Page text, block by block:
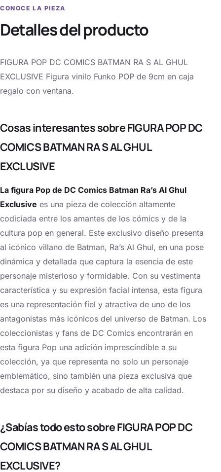
CONOCE LA PIEZA
Detalles del producto
FIGURA POP DC COMICS BATMAN RA S AL GHUL
EXCLUSIVE Figura vinilo Funko POP de 9cm en caja
regalo con ventana.
Cosas interesantes sobre FIGURA POP DC
COMICS BATMAN RA S AL GHUL
EXCLUSIVE
La figura Pop de DC Comics Batman Ra’s Al Ghul
Exclusive es una pieza de colección altamente
codiciada entre los amantes de los cómics y de la
cultura pop en general. Este exclusivo diseño presenta
al icónico villano de Batman, Ra’s Al Ghul, en una pose
dinámica y detallada que captura la esencia de este
personaje misterioso y formidable. Con su vestimenta
característica y su expresión facial intensa, esta figura
es una representación fiel y atractiva de uno de los
antagonistas más icónicos del universo de Batman. Los
coleccionistas y fans de DC Comics encontrarán en
esta figura Pop una adición imprescindible a su
colección, ya que representa no solo un personaje
emblemático, sino también una pieza exclusiva que
destaca por su diseño y acabado de alta calidad.
¿Sabías todo esto sobre FIGURA POP DC
COMICS BATMAN RA S AL GHUL
EXCLUSIVE?